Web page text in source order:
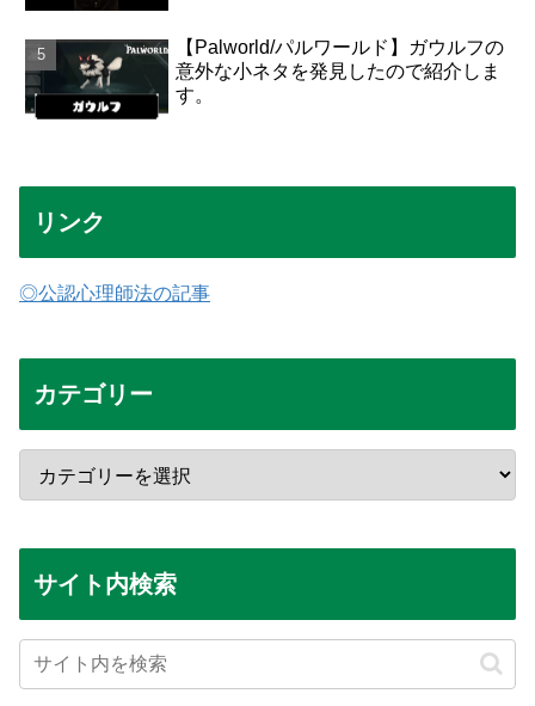
【Palworld/パルワールド】ガウルフの
意外な小ネタを発見したので紹介しま
す。
リンク
◎公認心理師法の記事
カテゴリー
サイト内検索